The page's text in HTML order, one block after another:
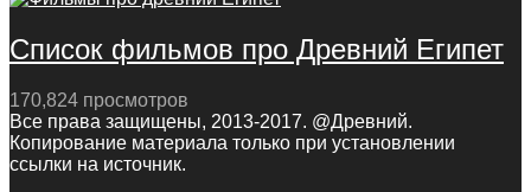
Список фильмов про Древний Египет
170,824 просмотров
Все права защищены, 2013-2017. @Древний.
Копирование материала только при установлении
ссылки на источник.